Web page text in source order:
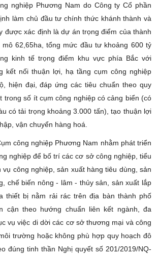
nghiệp Phương Nam do Công ty Cổ phần
làm chủ đầu tư chính thức khánh thành và
được xác định là dự án trọng điểm của thành
62,65ha, tổng mức đầu tư khoảng 600 tỷ
kinh tế trọng điểm khu vực phía Bắc với
kết nối thuận lợi, hạ tầng cụm công nghiệp
hiện đại, đáp ứng các tiêu chuẩn theo quy
trong số ít cụm công nghiệp có cảng biển (có
có tải trọng khoảng 3.000 tấn), tạo thuận lợi
vận chuyển hàng hoá.
công nghiệp Phương Nam nhằm phát triển
nghiệp để bố trí các cơ sở công nghiệp, tiểu
vụ công nghiệp, sản xuất hàng tiêu dùng, sản
chế biến nông - lâm - thủy sản, sản xuất lắp
thiết bị nằm rải rác trên địa bàn thành phố
cận theo hướng chuẩn liên kết ngành, đa
vụ việc di dời các cơ sở thương mại và công
trường hoặc không phù hợp quy hoạch đô
đúng tinh thần Nghị quyết số 201/2019/NQ-